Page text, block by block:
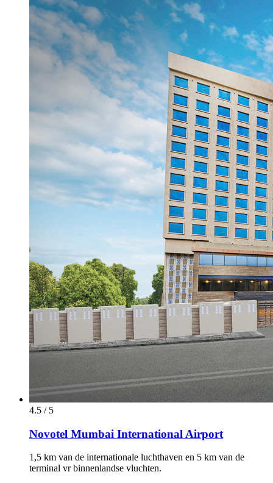
4.5 / 5
Novotel Mumbai International Airport
1,5 km van de internationale luchthaven en 5 km van de
terminal vr binnenlandse vluchten.